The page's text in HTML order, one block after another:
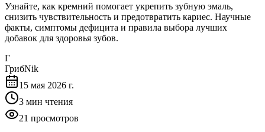
Узнайте, как кремний помогает укрепить зубную эмаль,
снизить чувствительность и предотвратить кариес. Научные
факты, симптомы дефицита и правила выбора лучших
добавок для здоровья зубов.
Г
ГрибNik
15 мая 2026 г.
3 мин чтения
21 просмотров